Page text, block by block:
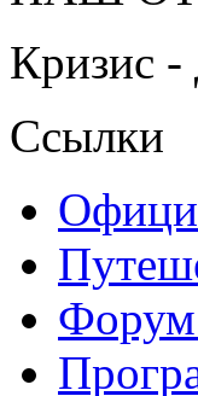
Кризис -
Ссылки